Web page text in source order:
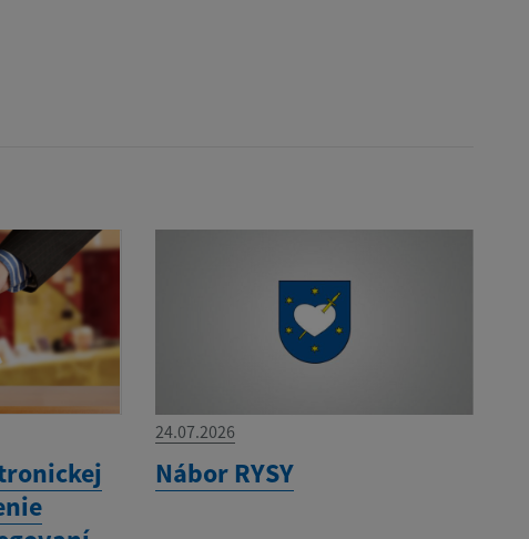
24.07.2026
Nábor RYSY